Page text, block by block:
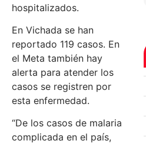
hospitalizados.
En Vichada se han
reportado 119 casos. En
el Meta también hay
alerta para atender los
casos se registren por
esta enfermedad.
“De los casos de malaria
complicada en el país,